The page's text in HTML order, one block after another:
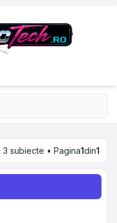
3 subiecte • Pagina1din1